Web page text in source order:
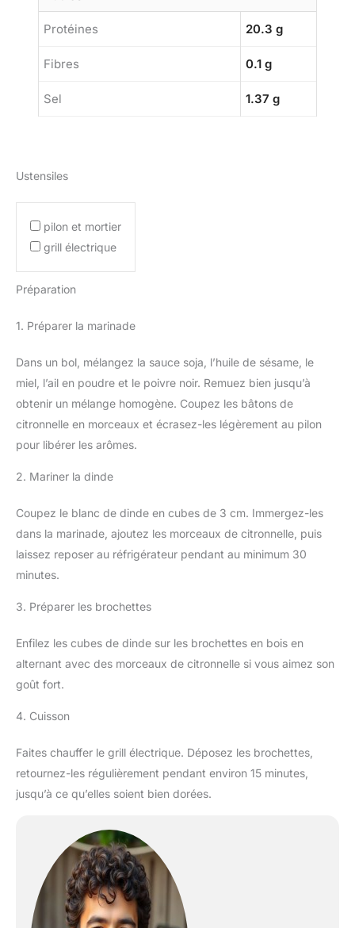
Protéines 20.3 g
Fibres 0.1 g
Sel 1.37 g
Ustensiles
pilon et mortier
grill électrique
Préparation
1. Préparer la marinade
Dans un bol, mélangez la sauce soja, l’huile de sésame, le
miel, l’ail en poudre et le poivre noir. Remuez bien jusqu’à
obtenir un mélange homogène. Coupez les bâtons de
citronnelle en morceaux et écrasez-les légèrement au pilon
pour libérer les arômes.
2. Mariner la dinde
Coupez le blanc de dinde en cubes de 3 cm. Immergez-les
dans la marinade, ajoutez les morceaux de citronnelle, puis
laissez reposer au réfrigérateur pendant au minimum 30
minutes.
3. Préparer les brochettes
Enfilez les cubes de dinde sur les brochettes en bois en
alternant avec des morceaux de citronnelle si vous aimez son
goût fort.
4. Cuisson
Faites chauffer le grill électrique. Déposez les brochettes,
retournez-les régulièrement pendant environ 15 minutes,
jusqu’à ce qu’elles soient bien dorées.